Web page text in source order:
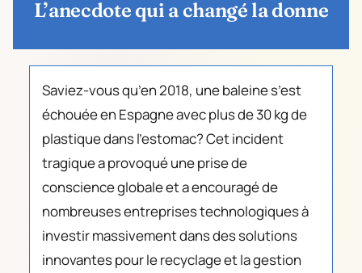
L’anecdote qui a changé la donne
Saviez-vous qu’en 2018, une baleine s’est
échouée en Espagne avec plus de 30 kg de
plastique dans l’estomac? Cet incident
tragique a provoqué une prise de
conscience globale et a encouragé de
nombreuses entreprises technologiques à
investir massivement dans des solutions
innovantes pour le recyclage et la gestion